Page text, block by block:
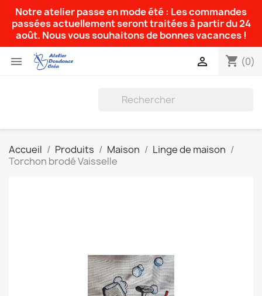
Notre atelier passe en mode été : Les commandes
passées actuellement seront traitées à partir du 24
août. Nous vous souhaitons de bonnes vacances !
 shopping_cart (0)

Accueil Produits Maison
Linge de maison
Torchon brodé Vaisselle